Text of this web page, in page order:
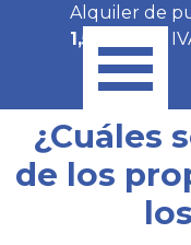
Vaya al Contenido
Saltar
Alquiler de
1,50€/día
+
¿Cuáles
de los